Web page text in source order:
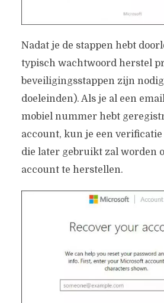
Nadat je de stappen hebt
typisch wachtwoord herstel
beveiligingsstappen zijn
doeleinden). Als je al een
mobiel nummer hebt
account, kun je een
die later gebruikt zal worden
account te herstellen.